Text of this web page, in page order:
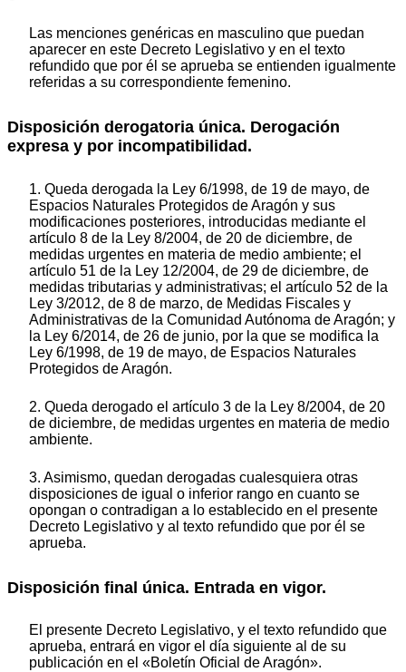
Las menciones genéricas en masculino que puedan
aparecer en este Decreto Legislativo y en el texto
refundido que por él se aprueba se entienden igualmente
referidas a su correspondiente femenino.
Disposición derogatoria única. Derogación
expresa y por incompatibilidad.
1. Queda derogada la Ley 6/1998, de 19 de mayo, de
Espacios Naturales Protegidos de Aragón y sus
modificaciones posteriores, introducidas mediante el
artículo 8 de la Ley 8/2004, de 20 de diciembre, de
medidas urgentes en materia de medio ambiente; el
artículo 51 de la Ley 12/2004, de 29 de diciembre, de
medidas tributarias y administrativas; el artículo 52 de la
Ley 3/2012, de 8 de marzo, de Medidas Fiscales y
Administrativas de la Comunidad Autónoma de Aragón; y
la Ley 6/2014, de 26 de junio, por la que se modifica la
Ley 6/1998, de 19 de mayo, de Espacios Naturales
Protegidos de Aragón.
2. Queda derogado el artículo 3 de la Ley 8/2004, de 20
de diciembre, de medidas urgentes en materia de medio
ambiente.
3. Asimismo, quedan derogadas cualesquiera otras
disposiciones de igual o inferior rango en cuanto se
opongan o contradigan a lo establecido en el presente
Decreto Legislativo y al texto refundido que por él se
aprueba.
Disposición final única. Entrada en vigor.
El presente Decreto Legislativo, y el texto refundido que
aprueba, entrará en vigor el día siguiente al de su
publicación en el «Boletín Oficial de Aragón».